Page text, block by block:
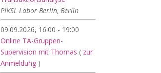
PIKSL Labor Berlin, Berlin
09.09.2026, 16:00 - 19:00
Online TA-Gruppen-
Supervision mit Thomas ( zur
Anmeldung )